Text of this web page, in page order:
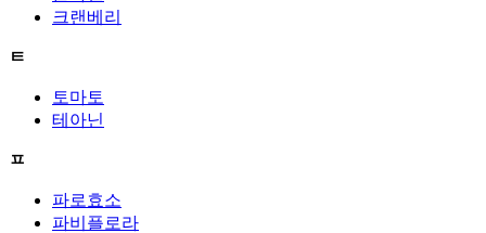
크랜베리
ㅌ
토마토
테아닌
ㅍ
파로효소
파비플로라